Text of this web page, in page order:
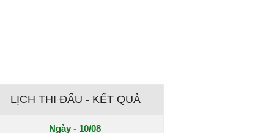
LỊCH THI ĐẤU - KẾT QUẢ
Ngày - 10/08